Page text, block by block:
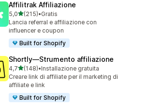
Affilitrak Affiliazione
5,0stelle su 5
(215)
215 recensioni totali
•Gratis
Lancia referral e affiliazione con
influencer e coupon
Built for Shopify
Shortly—Strumento affiliazione
4,7stelle su 5
(148)
148 recensioni totali
•Installazione gratuita
Creare link di affiliate per il marketing di
affiliate e link
Built for Shopify